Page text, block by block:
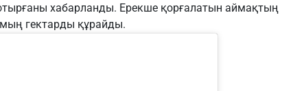
хабарланды. Ерекше қорғалатын аймақтың
гектарды құрайды.